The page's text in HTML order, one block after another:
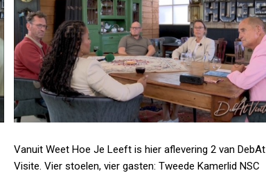
Vanuit Weet Hoe Je Leeft is hier aflevering 2 van DebAt
Visite. Vier stoelen, vier gasten: Tweede Kamerlid NSC